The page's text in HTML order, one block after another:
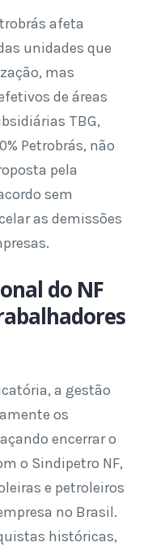
afeta
unidades que
mas
de áreas
TBG,
Petrobrás, não
pela
sem
as demissões
do NF
a gestão
os
encerrar o
o Sindipetro NF,
e petroleiros
no Brasil.
históricas,